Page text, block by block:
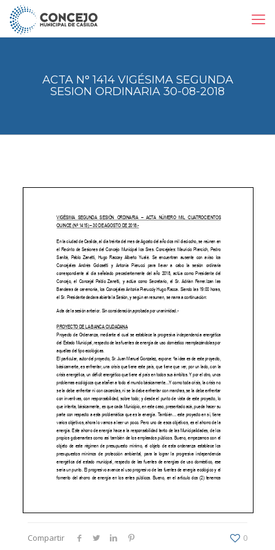
ACTA N° 1414 VIGÉSIMA SEGUNDA
SESION ORDINARIA 30-08-2018
Compartir 0